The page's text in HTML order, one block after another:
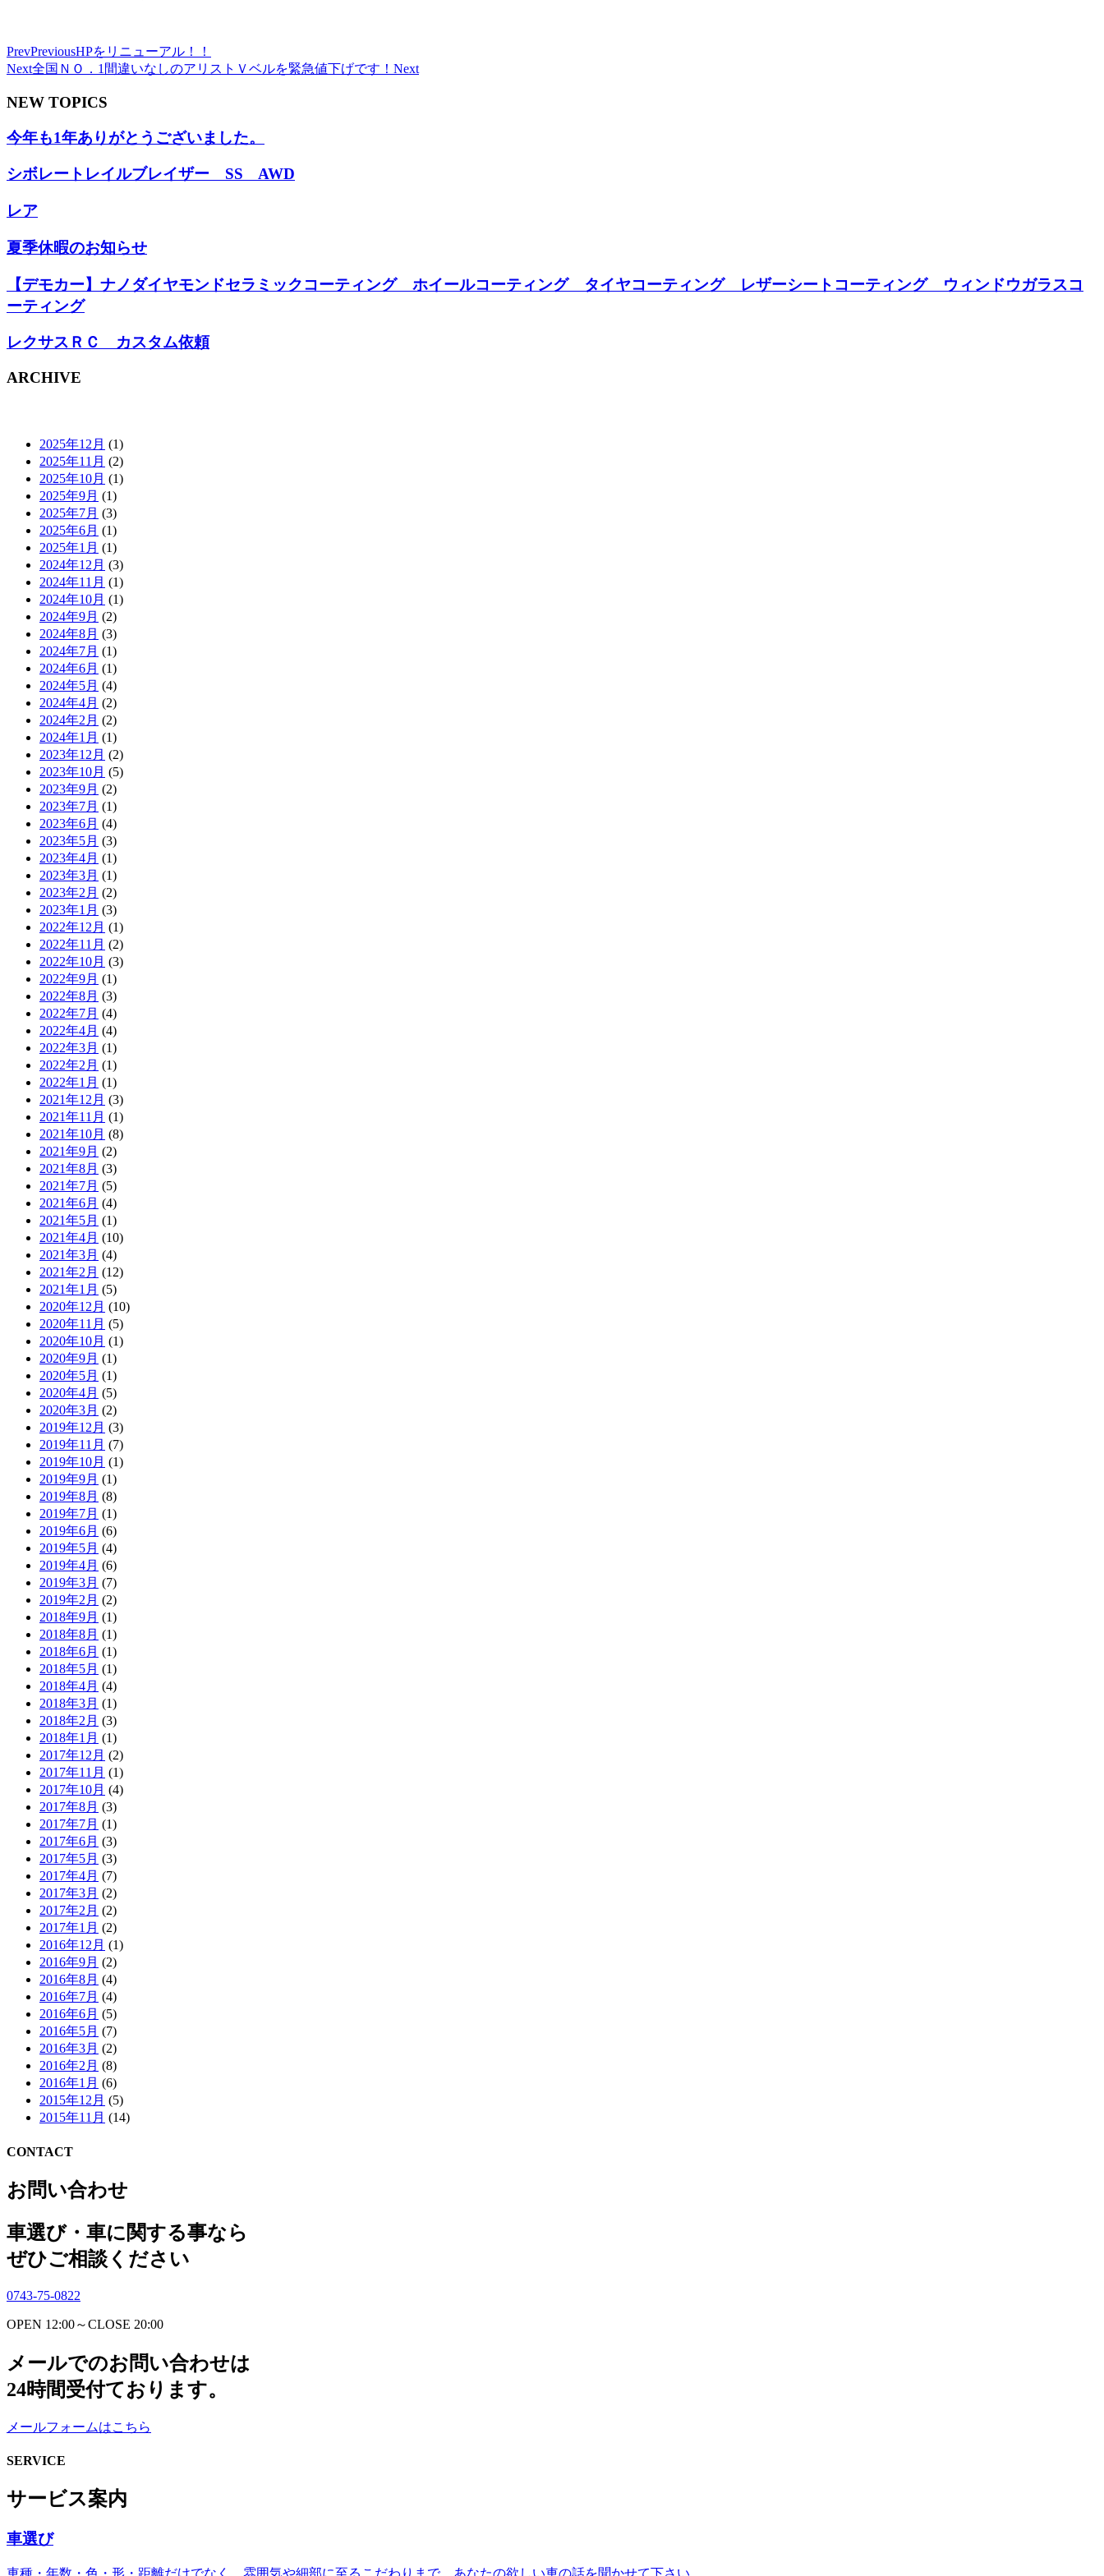
PrevPreviousHPをリニューアル！！
Next全国ＮＯ．1間違いなしのアリストＶベルを緊急値下げです！ Next
NEW TOPICS
今年も1年ありがとうございました。
シボレートレイルブレイザー SS AWD
レア
夏季休暇のお知らせ
【デモカー】ナノダイヤモンドセラミックコーティング ホイールコーティング タイヤコーティング レザーシートコーティング ウィンドウガラスコ
ーティング
レクサスＲＣ カスタム依頼
ARCHIVE
2025年12月 (1)
2025年11月 (2)
2025年10月 (1)
2025年9月 (1)
2025年7月 (3)
2025年6月 (1)
2025年1月 (1)
2024年12月 (3)
2024年11月 (1)
2024年10月 (1)
2024年9月 (2)
2024年8月 (3)
2024年7月 (1)
2024年6月 (1)
2024年5月 (4)
2024年4月 (2)
2024年2月 (2)
2024年1月 (1)
2023年12月 (2)
2023年10月 (5)
2023年9月 (2)
2023年7月 (1)
2023年6月 (4)
2023年5月 (3)
2023年4月 (1)
2023年3月 (1)
2023年2月 (2)
2023年1月 (3)
2022年12月 (1)
2022年11月 (2)
2022年10月 (3)
2022年9月 (1)
2022年8月 (3)
2022年7月 (4)
2022年4月 (4)
2022年3月 (1)
2022年2月 (1)
2022年1月 (1)
2021年12月 (3)
2021年11月 (1)
2021年10月 (8)
2021年9月 (2)
2021年8月 (3)
2021年7月 (5)
2021年6月 (4)
2021年5月 (1)
2021年4月 (10)
2021年3月 (4)
2021年2月 (12)
2021年1月 (5)
2020年12月 (10)
2020年11月 (5)
2020年10月 (1)
2020年9月 (1)
2020年5月 (1)
2020年4月 (5)
2020年3月 (2)
2019年12月 (3)
2019年11月 (7)
2019年10月 (1)
2019年9月 (1)
2019年8月 (8)
2019年7月 (1)
2019年6月 (6)
2019年5月 (4)
2019年4月 (6)
2019年3月 (7)
2019年2月 (2)
2018年9月 (1)
2018年8月 (1)
2018年6月 (1)
2018年5月 (1)
2018年4月 (4)
2018年3月 (1)
2018年2月 (3)
2018年1月 (1)
2017年12月 (2)
2017年11月 (1)
2017年10月 (4)
2017年8月 (3)
2017年7月 (1)
2017年6月 (3)
2017年5月 (3)
2017年4月 (7)
2017年3月 (2)
2017年2月 (2)
2017年1月 (2)
2016年12月 (1)
2016年9月 (2)
2016年8月 (4)
2016年7月 (4)
2016年6月 (5)
2016年5月 (7)
2016年3月 (2)
2016年2月 (8)
2016年1月 (6)
2015年12月 (5)
2015年11月 (14)
CONTACT
お問い合わせ
車選び・車に関する事なら
ぜひご相談ください
0743-75-0822
OPEN 12:00～CLOSE 20:00
メールでのお問い合わせは
24時間受付ております。
メールフォームはこちら
SERVICE
サービス案内
車選び
車種・年数・色・形・距離だけでなく、雰囲気や細部に至るこだわりまで、あなたの欲しい車の話を聞かせて下さい